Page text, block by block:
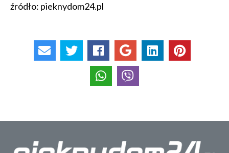
źródło: pieknydom24.pl